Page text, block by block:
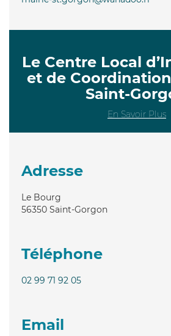
Le Centre Local
et de
Saint-
En Savoir Plus
Adresse
Le Bourg
56350 Saint-Gorgon
Téléphone
02 99 71 92 05
Email